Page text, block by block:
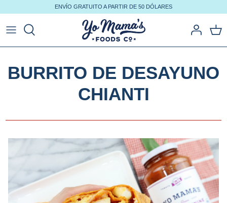
al
contenido
ENVÍO GRATUITO A PARTIR DE 50 DÓLARES
BURRITO DE DESAYUNO
CHIANTI